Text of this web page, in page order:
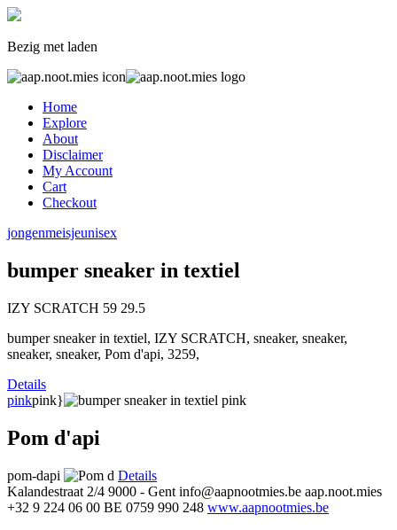
Bezig met laden
Home
Explore
About
Disclaimer
My Account
Cart
Checkout
jongenmeisjeunisex
bumper sneaker in textiel
IZY SCRATCH 59 29.5
bumper sneaker in textiel, IZY SCRATCH, sneaker, sneaker,
sneaker, sneaker, Pom d'api, 3259,
Details
pinkpink}
Pom d'api
pom-dapi
Details
Kalandestraat 2/4 9000 - Gent info@aapnootmies.be aap.noot.mies
+32 9 224 06 00 BE 0759 990 248 www.aapnootmies.be